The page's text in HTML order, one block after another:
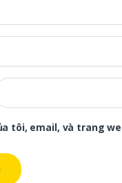
tôi, email, và trang